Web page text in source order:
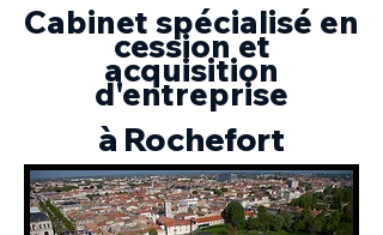
Cabinet spécialisé en
cession et
acquisition
d'entreprise
à Rochefort